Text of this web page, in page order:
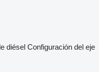
diésel Configuración del eje